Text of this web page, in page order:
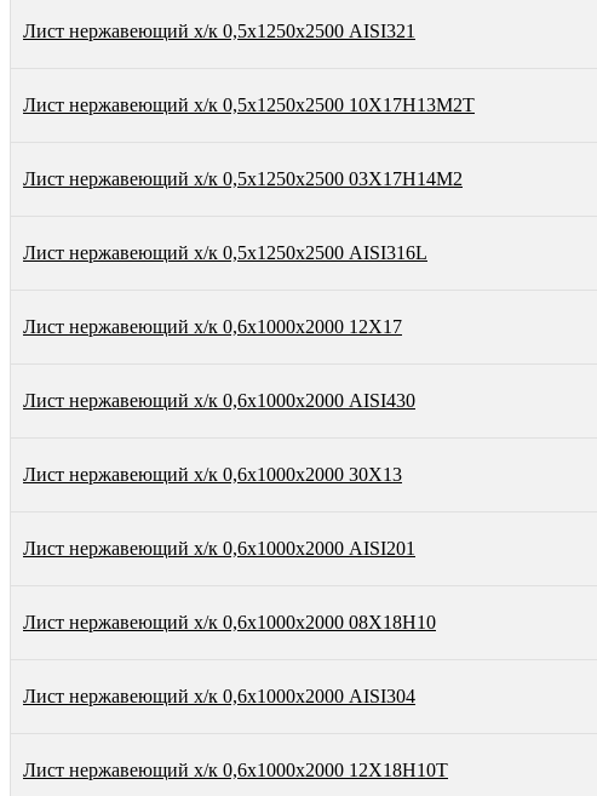
Лист нержавеющий х/к 0,5х1250х2500 AISI321
Лист нержавеющий х/к 0,5х1250х2500 10Х17Н13М2Т
Лист нержавеющий х/к 0,5х1250х2500 03Х17Н14М2
Лист нержавеющий х/к 0,5х1250х2500 AISI316L
Лист нержавеющий х/к 0,6х1000х2000 12Х17
Лист нержавеющий х/к 0,6х1000х2000 AISI430
Лист нержавеющий х/к 0,6х1000х2000 30Х13
Лист нержавеющий х/к 0,6х1000х2000 AISI201
Лист нержавеющий х/к 0,6х1000х2000 08Х18Н10
Лист нержавеющий х/к 0,6х1000х2000 AISI304
Лист нержавеющий х/к 0,6х1000х2000 12Х18Н10Т